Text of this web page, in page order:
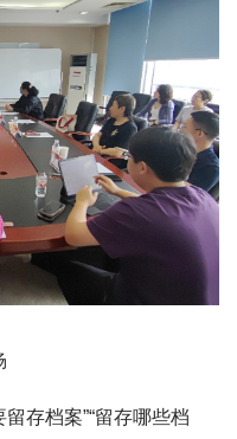
存档案”“留存哪些档